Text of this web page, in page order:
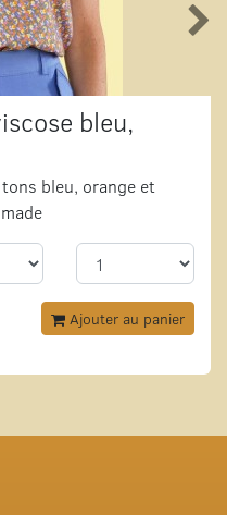
bleu,
bleu, orange et
Ajouter au panier